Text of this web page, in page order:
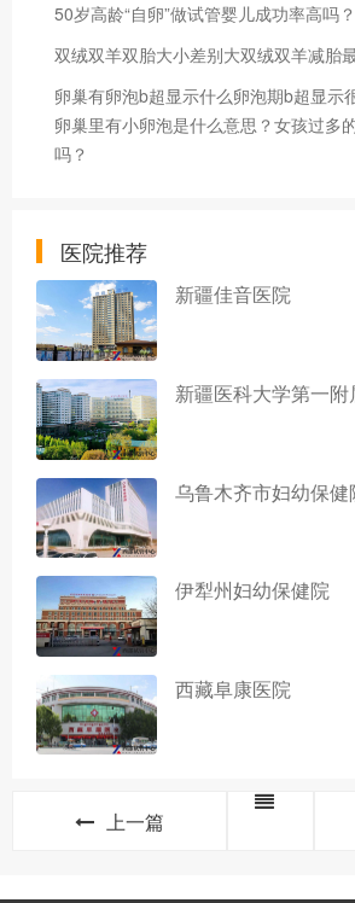
50岁高龄“自卵”做试管婴儿成功率高吗？
双绒双羊双胎大小差别大双绒双羊减胎
卵巢有卵泡b超显示什么卵泡期b超显示
卵巢里有小卵泡是什么意思？女孩过多
吗？
医院推荐
新疆佳音医院
新疆医科大学第一
乌鲁木齐市妇幼保健
伊犁州妇幼保健院
西藏阜康医院
上一篇